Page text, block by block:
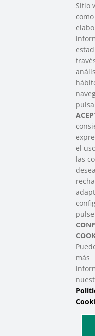
Asociación
del Tercer
SAREEN SAREA
Política de
de
Sitio
como
el
las
desea
más